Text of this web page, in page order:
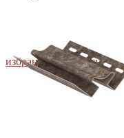
избранное сравнить